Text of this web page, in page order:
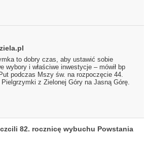
to dobry czas, aby ustawić sobie
wybory i właściwe inwestycje – mówił bp
podczas Mszy św. na rozpoczęcie 44.
Pielgrzymki z Zielonej Góry na Jasną Górę.
82. rocznicę wybuchu Powstania